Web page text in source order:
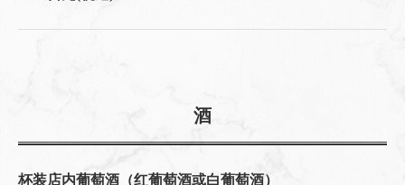
酒
杯装店内葡萄酒（红葡萄酒或白葡萄酒）